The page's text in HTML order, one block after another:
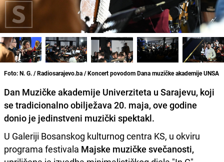
Foto: N. G. / Radiosarajevo.ba / Koncert povodom Dana muzičke akademije UNSA
Dan Muzičke akademije Univerziteta u Sarajevu, koji
se tradicionalno obilježava 20. maja, ove godine
donio je jedinstveni muzički spektakl.
U Galeriji Bosanskog kulturnog centra KS, u okviru
programa festivala Majske muzičke svečanosti,